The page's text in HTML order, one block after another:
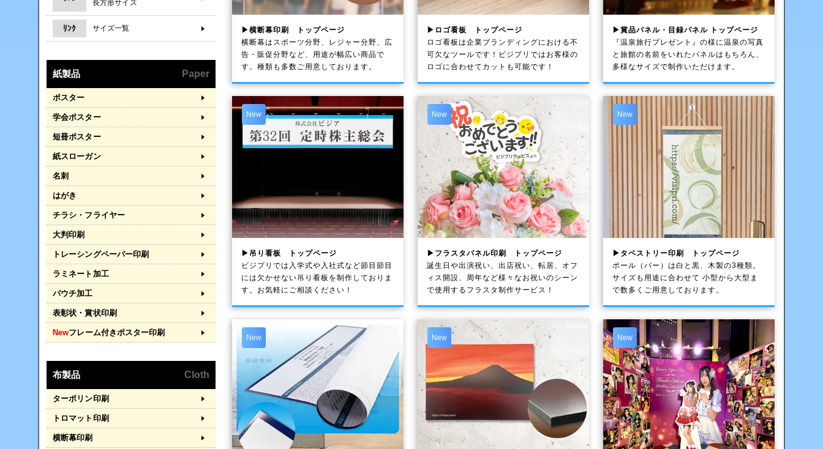
▶横断幕印刷 トップページ
横断幕はスポーツ分野、レジャー分野、広
告・販促分野など、用途が幅広い商品で
す。種類も多数ご用意しております。
▶ロゴ看板 トップページ
ロゴ看板は企業ブランディングにおける不
可欠なツールです！ビジプリではお客様の
ロゴに合わせてカットも可能です！
▶賞品パネル・目録パネル トップページ
『温泉旅行プレゼント』の様に温泉の写真
と旅館の名前をいれたパネルはもちろん、
多様なサイズで制作いただけます。
New
▶吊り看板 トップページ
ビジプリでは入学式や入社式など節目節目
には欠かせない吊り看板を制作しておりま
す。お気軽にご相談ください！
New
▶フラスタパネル印刷 トップページ
誕生日や出演祝い、出店祝い、転居、オフ
ィス開設、周年など様々なお祝いのシーン
で使用するフラスタ制作サービス！
New
▶タペストリー印刷 トップページ
ポール（バー）は白と黒、木製の3種類。
サイズも用途に合わせて 小型から大型ま
で数多くご用意しております。
New New New
長方形サイズ
ﾘﾝｸ サイズ一覧
紙製品 Paper
ポスター
学会ポスター
短冊ポスター
紙スローガン
名刺
はがき
チラシ・フライヤー
大判印刷
トレーシングペーパー印刷
ラミネート加工
パウチ加工
表彰状・賞状印刷
Newフレーム付きポスター印刷
布製品 Cloth
ターポリン印刷
トロマット印刷
横断幕印刷